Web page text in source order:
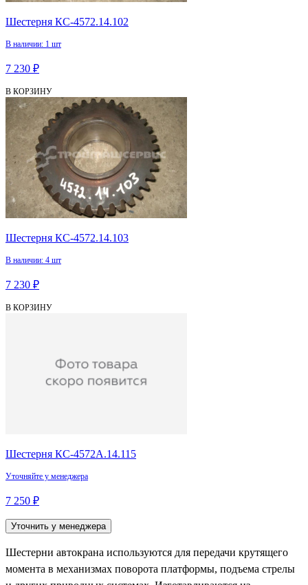
Шестерня КС-4572.14.102
В наличии: 1 шт
7 230 ₽
В КОРЗИНУ
Шестерня КС-4572.14.103
В наличии: 4 шт
7 230 ₽
В КОРЗИНУ
Шестерня КС-4572А.14.115
Уточняйте у менеджера
7 250 ₽
Уточнить у менеджера
Шестерни автокрана используются для передачи крутящего
момента в механизмах поворота платформы, подъема стрелы